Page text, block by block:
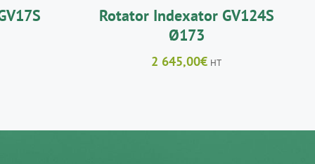
Rotator Indexator GV124S
Ø173
2 645,00€ HT